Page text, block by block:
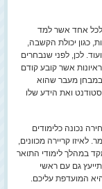
לכל אחד אשר למד
כגון יכולת הקשבה,
לכן, לפני שנבחרים
אשר קובע קודם
במבחן מעבר שהוא
ואת הידע שלו
נכונה כלימודים
קריירה מכוונים,
במהלך לימודי התואר
גם עם ראשי
המועדפת עליכם.